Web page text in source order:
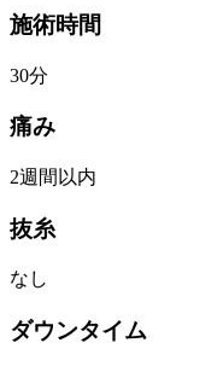
施術時間
30分
痛み
2週間以内
抜糸
なし
ダウンタイム